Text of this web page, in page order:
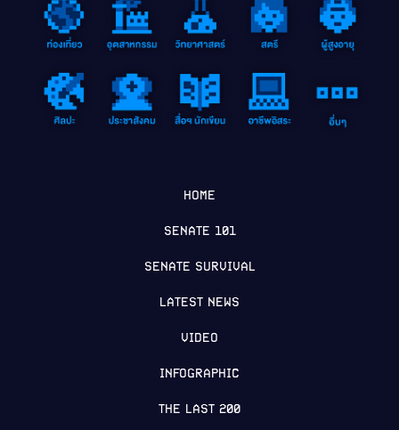
HOME
SENATE 101
SENATE SURVIVAL
LATEST NEWS
VIDEO
INFOGRAPHIC
THE LAST 200